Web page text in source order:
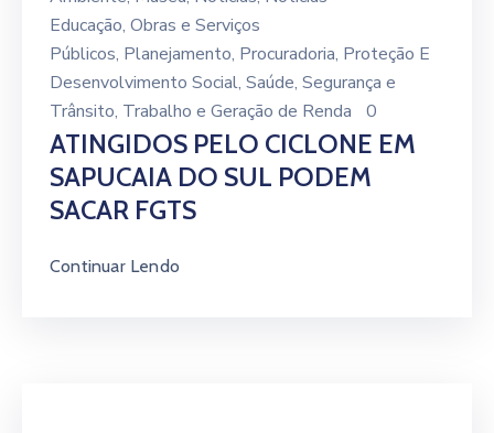
Educação‚ Obras e Serviços
Públicos‚ Planejamento‚ Procuradoria‚ Proteção E
Desenvolvimento Social‚ Saúde‚ Segurança e
Trânsito‚ Trabalho e Geração de Renda 0
ATINGIDOS PELO CICLONE EM
SAPUCAIA DO SUL PODEM
SACAR FGTS
Continuar Lendo